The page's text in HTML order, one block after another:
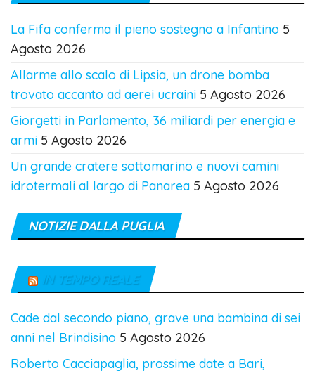
La Fifa conferma il pieno sostegno a Infantino 5
Agosto 2026
Allarme allo scalo di Lipsia, un drone bomba
trovato accanto ad aerei ucraini 5 Agosto 2026
Giorgetti in Parlamento, 36 miliardi per energia e
armi 5 Agosto 2026
Un grande cratere sottomarino e nuovi camini
idrotermali al largo di Panarea 5 Agosto 2026
NOTIZIE DALLA PUGLIA
IN TEMPO REALE
Cade dal secondo piano, grave una bambina di sei
anni nel Brindisino 5 Agosto 2026
Roberto Cacciapaglia, prossime date a Bari,